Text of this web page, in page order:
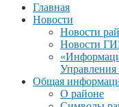
Главная
Новости
Новости
Новости
Управления
Общая
О районе